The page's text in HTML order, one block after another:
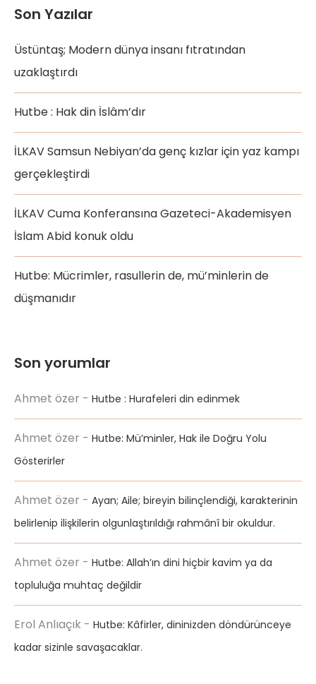
Son Yazılar
Üstüntaş; Modern dünya insanı fıtratından
uzaklaştırdı
Hutbe : Hak din İslâm’dır
İLKAV Samsun Nebiyan’da genç kızlar için yaz kampı
gerçekleştirdi
İLKAV Cuma Konferansına Gazeteci-Akademisyen
İslam Abid konuk oldu
Hutbe: Mücrimler, rasullerin de, mü’minlerin de
düşmanıdır
Son yorumlar
Ahmet özer - Hutbe : Hurafeleri din edinmek
Ahmet özer - Hutbe: Mü’minler, Hak ile Doğru Yolu
Gösterirler
Ahmet özer - Ayan; Aile; bireyin bilinçlendiği, karakterinin
belirlenip ilişkilerin olgunlaştırıldığı rahmânî bir okuldur.
Ahmet özer - Hutbe: Allah’ın dini hiçbir kavim ya da
topluluğa muhtaç değildir
Erol Anlıaçık - Hutbe: Kâfirler, dininizden döndürünceye
kadar sizinle savaşacaklar.